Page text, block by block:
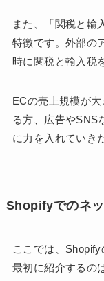
また、「関税と輸
特徴です。外部の
時に関税と輸入税
ECの売上規模が
る方、広告やSNS
に力を入れていき
Shopifyでのネ
ここでは、Shopify
最初に紹介するの